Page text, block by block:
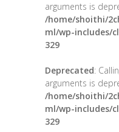
arguments is
/home/shoithi/
ml/wp-includes/
329
Deprecated:
arguments is
/home/shoithi/
ml/wp-includes/
329